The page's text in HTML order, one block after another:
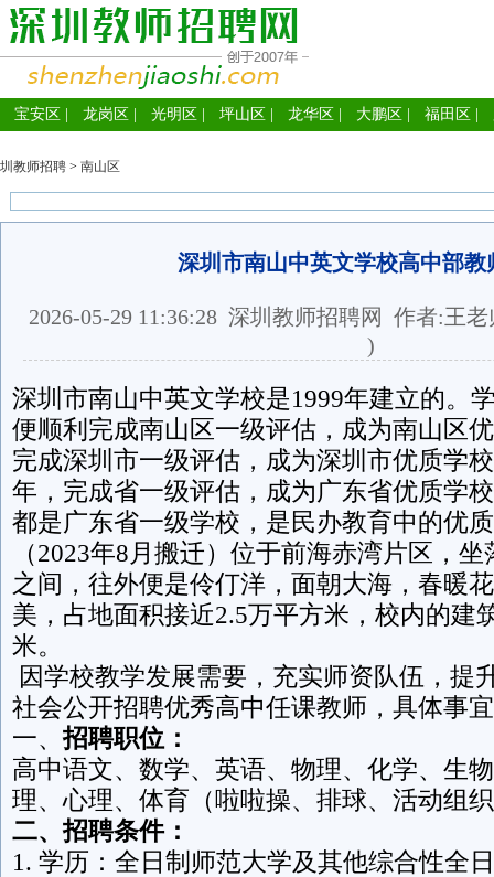
宝安区 龙岗区 光明区 坪山区 龙华区 大鹏区 福田区
圳教师招聘 > 南山区
深圳市南山中英文学校高中部教
2026-05-29 11:36:28 深圳教师招聘网 作者:王
)
深圳市南山中英文学校是1999年建立的。
便顺利完成南山区一级评估，成为南山区
完成深圳市一级评估，成为深圳市优质学
年，完成省一级评估，成为广东省优质学
都是广东省一级学校，是民办教育中的优
（2023年8月搬迁）位于前海赤湾片区，
之间，往外便是伶仃洋，面朝大海，春暖
美，占地面积接近2.5万平方米，校内的建
米
因学校教学发展需要，充实师资队伍，提
社会公开招聘优秀高中任课教师，具体事
一、招聘职位：
高中语文、数学、英语、物理、化学、生
理、心理、体育（啦啦操、排球、活动组
二、招聘条件：
1. 学历：全日制师范大学及其他综合性全